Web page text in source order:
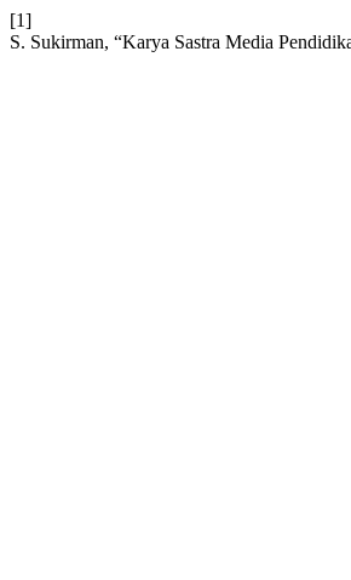
[1]
S. Sukirman, “Karya Sastra Media